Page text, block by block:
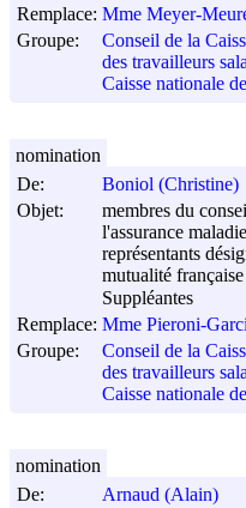
Remplace: Mme Meyer-
Groupe:
Conseil de la
des travailleurs
Caisse nationale
De:
Boniol (Christine)
Objet:
membres du
l'assurance
représentants
mutualité
Suppléantes
Remplace: Mme Pieroni-
Groupe:
Conseil de la
des travailleurs
Caisse nationale
nomination
De:
Arnaud (Alain)
nomination